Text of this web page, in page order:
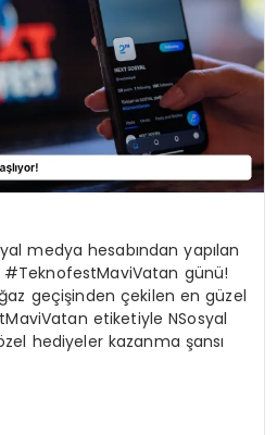
medya hesabından yapılan
#TeknofestMaviVatan günü!
geçişinden çekilen en güzel
etiketiyle NSosyal
hediyeler kazanma şansı